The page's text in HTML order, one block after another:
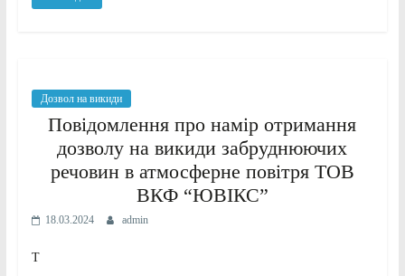
Дозвол на викиди
Повідомлення про намір отримання
дозволу на викиди забруднюючих
речовин в атмосферне повітря ТОВ
ВКФ “ЮВІКС”
18.03.2024 admin
Т